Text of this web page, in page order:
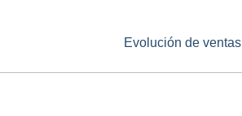
Evolución de ventas